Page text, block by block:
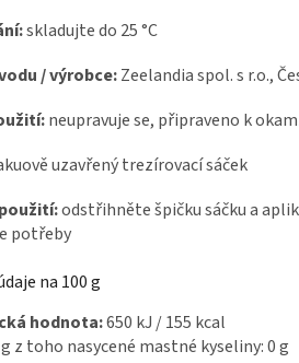
skladujte do 25 °C
/ výrobce:Zeelandia spol. s r.o.,
neupravuje se, připraveno k
uzavřený trezírovací sáček
odstřihněte špičku sáčku a
potřeby
na 100 g
hodnota:650 kJ / 155 kcal
z toho nasycené mastné kyseliny: 0 g